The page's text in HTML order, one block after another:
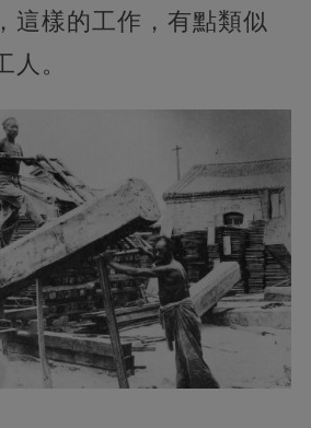
這樣的工作，有點類似
人。